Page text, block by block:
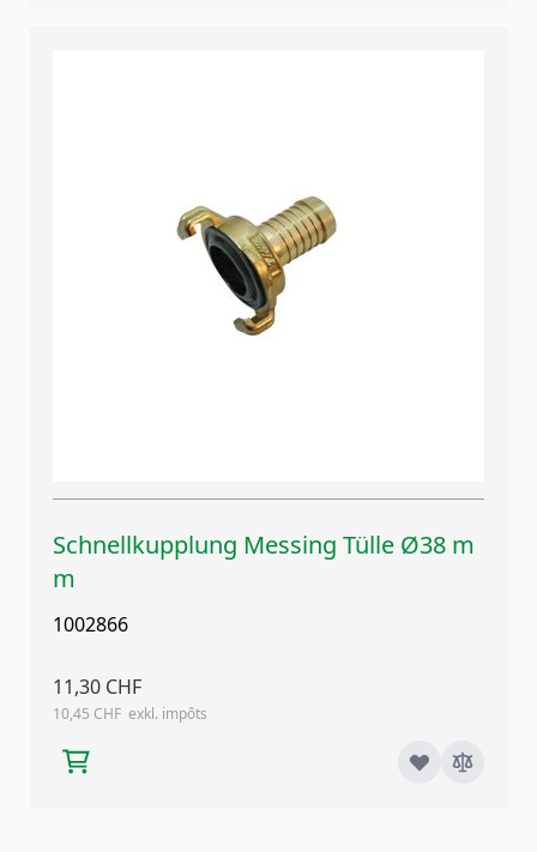
Schnellkupplung Messing Tülle Ø38 m
m
1002866
11,30 CHF
10,45 CHF